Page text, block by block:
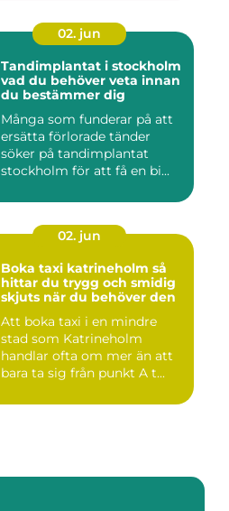
02. jun
Tandimplantat i stockholm
vad du behöver veta innan
du bestämmer dig
Många som funderar på att
ersätta förlorade tänder
söker på tandimplantat
stockholm för att få en bi...
02. jun
Boka taxi katrineholm så
hittar du trygg och smidig
skjuts när du behöver den
Att boka taxi i en mindre
stad som Katrineholm
handlar ofta om mer än att
bara ta sig från punkt A t...